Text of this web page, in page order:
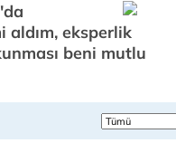
aldım, eksperlik
beni mutlu